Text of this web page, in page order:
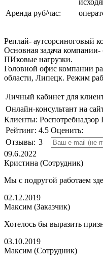
Аренда руб/час:
Реплай- аутсорсиноговый
Основная задача компании-
ПИковые нагрузки.
Головной офис компании
области, Липецк. Режим
Личный кабинет для
Онлайн-консультант на
Клиенты: Роспотребнадзор
Рейтинг: 4.5 Оценить:
Отзывы: 3
09.6.2022
Кристина (Сотрудник)
Мы с подругой работаем
02.12.2019
Максим (Заказчик)
Хотелось бы выразить
03.10.2019
Максим (Сотрудник)